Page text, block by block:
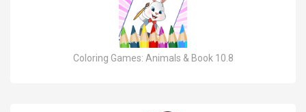
Coloring Games: Animals & Book 10.8